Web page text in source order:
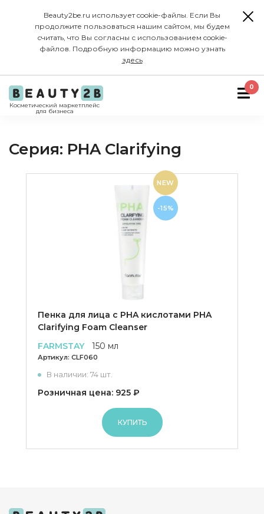
Beauty2be.ru использует cookie-файлы. Если Вы
продолжите пользоваться нашим сайтом, мы будем
считать, что Вы согласны с использованием cookie-
файлов. Подробную информацию можно узнать
здесь
Косметический маркетплейс
для бизнеса
0
Серия: PHA Clarifying
Пенка для лица с PHA кислотами PHA
Clarifying Foam Cleanser
FARMSTAY
150 мл
Артикул: CLF060
В наличии: 74 шт.
Розничная цена: 925 ₽
КУПИТЬ
NEW
-15%